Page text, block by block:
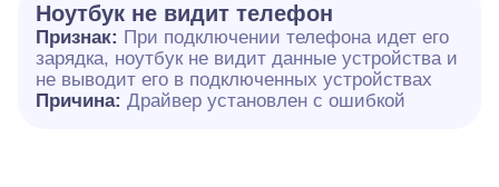
Ноутбук не видит телефон
Признак: При подключении телефона идет его
зарядка, ноутбук не видит данные устройства и
не выводит его в подключенных устройствах
Причина: Драйвер установлен с ошибкой